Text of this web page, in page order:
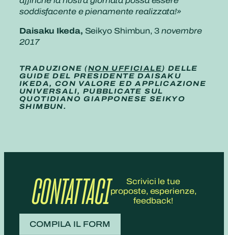
soddisfacente e pienamente realizzata!»
Daisaku Ikeda, Seikyo Shimbun, 3 novembre
2017
TRADUZIONE (NON UFFICIALE) DELLE
GUIDE DEL PRESIDENTE DAISAKU
IKEDA, CON VALORE ED APPLICAZIONE
UNIVERSALI, PUBBLICATE SUL
QUOTIDIANO GIAPPONESE SEIKYO
SHIMBUN.
CONTATTACI
Scrivici le tue
proposte, esperienze,
feedback!
COMPILA IL FORM